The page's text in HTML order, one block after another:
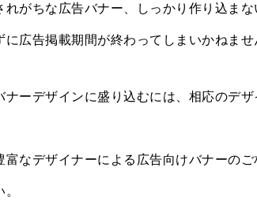
れがちな広告バナー、しっかり作り込ま
広告掲載期間が終わってしまいかねませ
ナーデザインに盛り込むには、相応のデ
富なデザイナーによる広告向けバナーの